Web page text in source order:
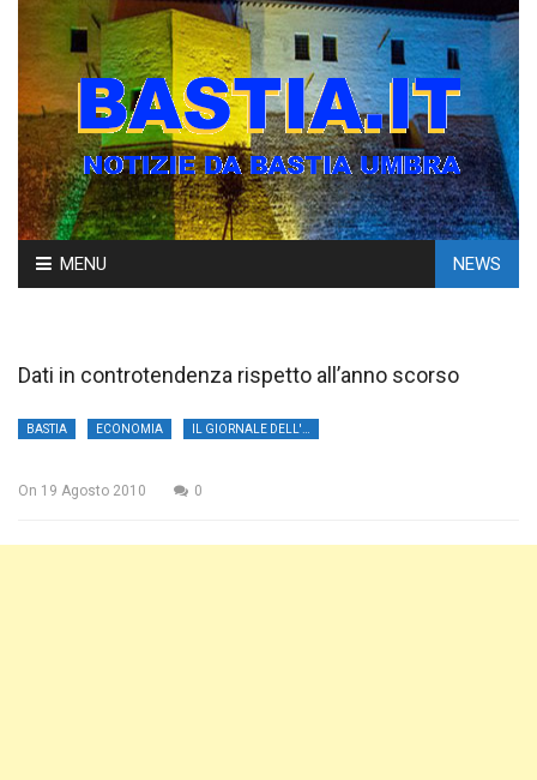
Skip
to
MENU NEWS
Dati in controtendenza rispetto all’anno scorso
BASTIA ECONOMIA
On 19 Agosto 2010 0